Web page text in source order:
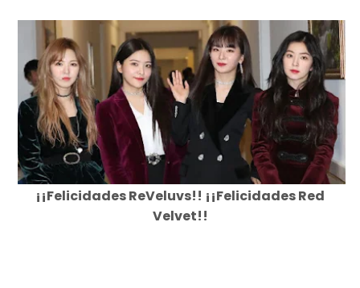
¡¡Felicidades ReVeluvs!! ¡¡Felicidades Red
Velvet!!